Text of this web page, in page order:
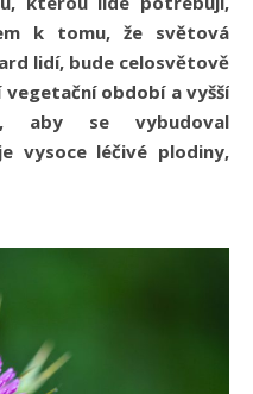
k tomu, že světová
lidí, bude celosvětově
období a vyšší
aby se vybudoval
vysoce léčivé plodiny,